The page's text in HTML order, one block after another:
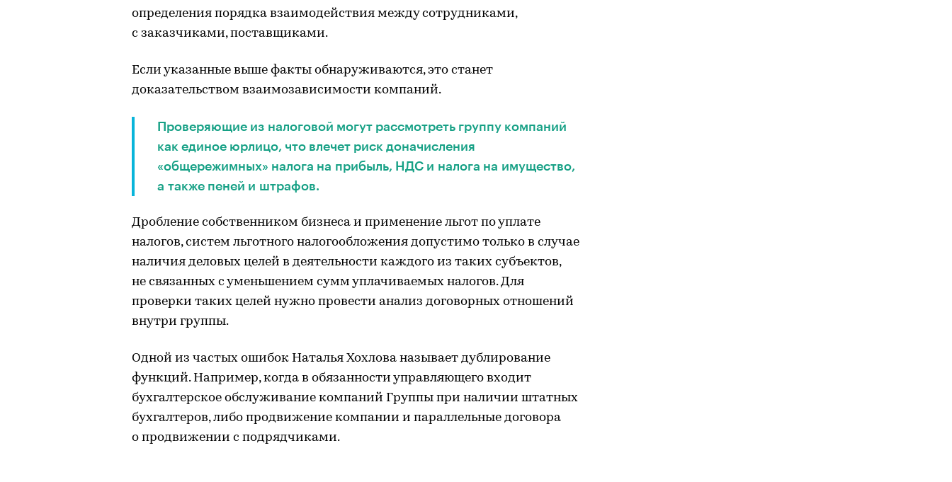
определения порядка взаимодействия между сотрудниками,
с заказчиками, поставщиками.
Если указанные выше факты обнаруживаются, это станет
доказательством взаимозависимости компаний.
Проверяющие из налоговой могут рассмотреть группу компаний
как единое юрлицо, что влечет риск доначисления
«общережимных» налога на прибыль, НДС и налога на имущество,
а также пеней и штрафов.
Дробление собственником бизнеса и применение льгот по уплате
налогов, систем льготного налогообложения допустимо только в случае
наличия деловых целей в деятельности каждого из таких субъектов,
не связанных с уменьшением сумм уплачиваемых налогов. Для
проверки таких целей нужно провести анализ договорных отношений
внутри группы.
Одной из частых ошибок Наталья Хохлова называет дублирование
функций. Например, когда в обязанности управляющего входит
бухгалтерское обслуживание компаний Группы при наличии штатных
бухгалтеров, либо продвижение компании и параллельные договора
о продвижении с подрядчиками.